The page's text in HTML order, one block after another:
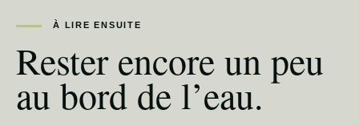
À LIRE ENSUITE
Rester encore un peu
au bord de l’eau.